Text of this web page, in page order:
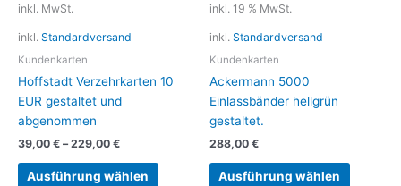
inkl. MwSt.
inkl. Standardversand
Kundenkarten
Hoffstadt Verzehrkarten 10
EUR gestaltet und
abgenommen
39,00 € –229,00 €
Ausführung wählen
Optionen
inkl. 19 % MwSt.
inkl. Standardversand
Kundenkarten
Ackermann 5000
Einlassbänder hellgrün
gestaltet.
288,00 €
Ausführung wählen